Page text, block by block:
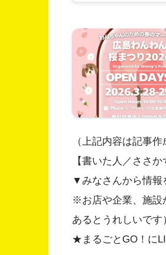
（上記内容は記事
【書いた人／ささか
▼みなさんから情報
※お店や企業、施設
あるとうれしいです
★まるごとGO！に